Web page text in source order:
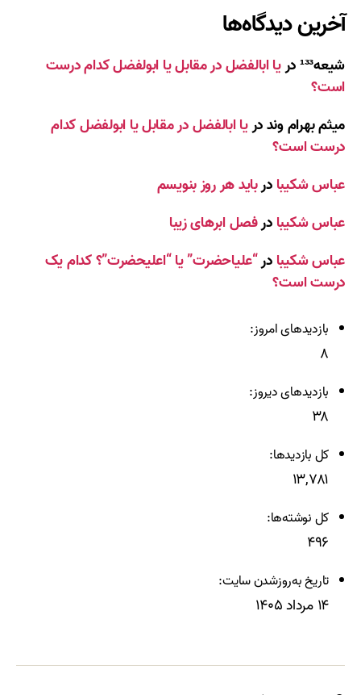
آخرین دیدگاه‌ها
شیعه¹³³ دریا ابالفضل در مقابل یا ابولفضل کدام درست
است؟
میثم بهرام ونددریا ابالفضل در مقابل یا ابولفضل کدام
درست است؟
عباس شکیبا درباید هر روز بنویسم
عباس شکیبا درفصل ابرهای زیبا
عباس شکیبا در“علیاحضرت” یا “اعلیحضرت”؟ کدام یک
درست است؟
بازدیدهای امروز:
۸
بازدیدهای دیروز:
۳۸
کل بازدیدها:
۱۳,۷۸۱
کل نوشته‌ها:
۴۹۶
تاریخ به‌روزشدن سایت:
۱۴ مرداد ۱۴۰۵